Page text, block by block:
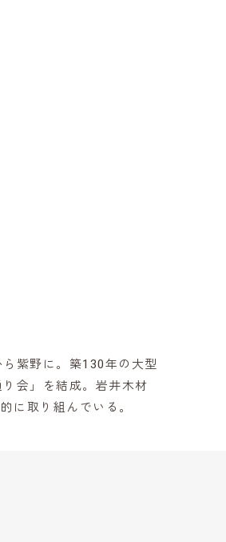
紫野に。築130年の大型
会」を結成。岩井木材
に取り組んでいる。